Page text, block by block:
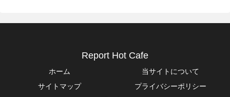
Report Hot Cafe
ホーム
当サイトについて
サイトマップ
プライバシーポリシー